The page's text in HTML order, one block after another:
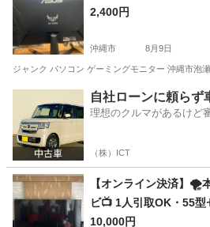
2,400円
沖縄市 8月9日
ジャンク パソコン ゲーミングモニター 沖縄市泡
家電 ASUS
自社ローンに頼らず
理想のクルマがあるけど
（株）ICT
【オンライン決済】🌪️
ビ📺 1人引取OK・55型
10,000円